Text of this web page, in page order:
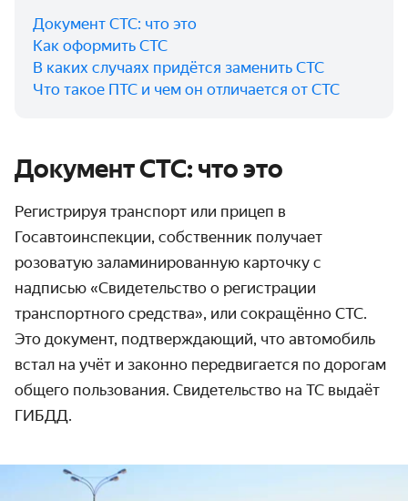
Документ СТС: что это
Как оформить СТС
В каких случаях придётся заменить СТС
Что такое ПТС и чем он отличается от СТС
Документ СТС: что это
Регистрируя транспорт или прицеп в
Госавтоинспекции, собственник получает
розоватую заламинированную карточку с
надписью «Свидетельство о регистрации
транспортного средства», или сокращённо СТС.
Это документ, подтверждающий, что автомобиль
встал на учёт и законно передвигается по дорогам
общего пользования. Свидетельство на ТС выдаёт
ГИБДД.